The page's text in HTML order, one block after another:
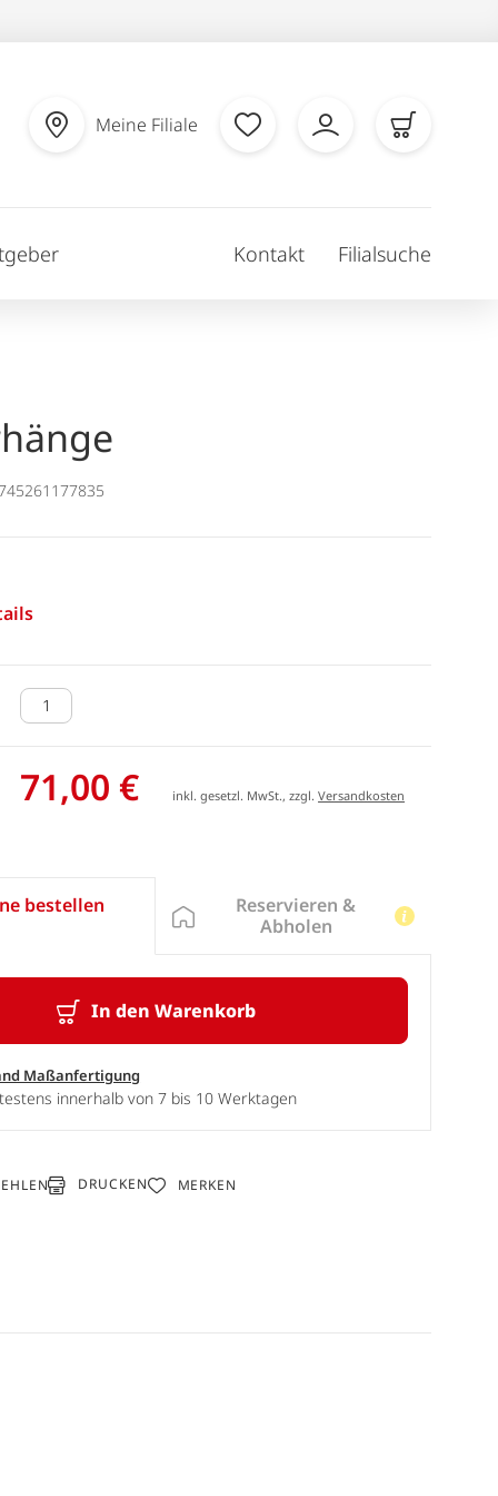
Meine Filiale
Kontakt Filialsuche
71,00 € inkl. gesetzl. MwSt., zzgl.Versandkosten
bestellen
In den Warenkorb
Maßanfertigung
innerhalb von 7 bis 10 Werktagen
Reservieren &
Abholen
DRUCKEN MERKEN